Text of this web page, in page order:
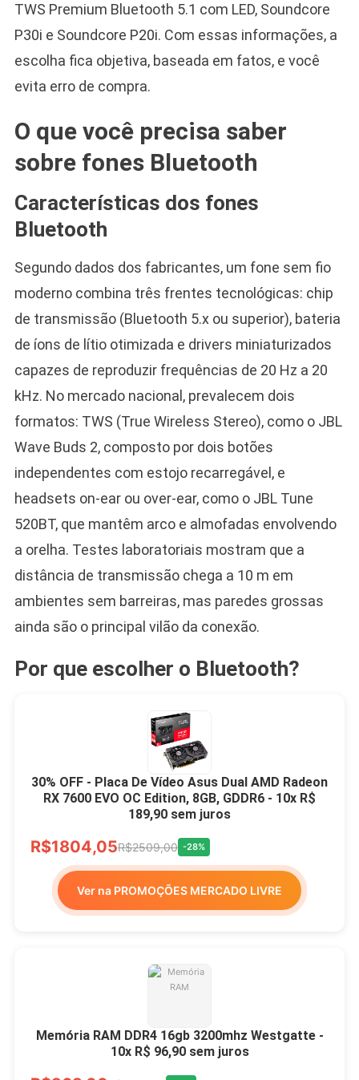
TWS Premium Bluetooth 5.1 com LED, Soundcore
P30i e Soundcore P20i. Com essas informações, a
escolha fica objetiva, baseada em fatos, e você
evita erro de compra.
O que você precisa saber
sobre fones Bluetooth
Características dos fones
Bluetooth
Segundo dados dos fabricantes, um fone sem fio
moderno combina três frentes tecnológicas: chip
de transmissão (Bluetooth 5.x ou superior), bateria
de íons de lítio otimizada e drivers miniaturizados
capazes de reproduzir frequências de 20 Hz a 20
kHz. No mercado nacional, prevalecem dois
formatos: TWS (True Wireless Stereo), como o JBL
Wave Buds 2, composto por dois botões
independentes com estojo recarregável, e
headsets on-ear ou over-ear, como o JBL Tune
520BT, que mantêm arco e almofadas envolvendo
a orelha. Testes laboratoriais mostram que a
distância de transmissão chega a 10 m em
ambientes sem barreiras, mas paredes grossas
ainda são o principal vilão da conexão.
Por que escolher o Bluetooth?
30% OFF - Placa De Vídeo Asus Dual AMD Radeon
RX 7600 EVO OC Edition, 8GB, GDDR6 - 10x R$
189,90 sem juros
R$1804,05R$2509,00 -28%
Ver na PROMOÇÕES MERCADO LIVRE
Memória RAM DDR4 16gb 3200mhz Westgatte -
10x R$ 96,90 sem juros